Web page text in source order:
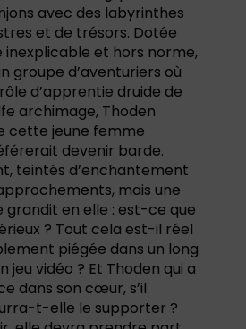
avec des labyrinthes
et de trésors. Dotée
inexplicable et hors norme,
groupe d’aventuriers où
d’apprentie druide de
archimage, Thoden
cette jeune femme
devenir barde.
teintés d’enchantement
mais une
grandit en elle : est-ce que
? Tout cela est-il réel
piégée dans un long
jeu vidéo ? Et Thoden qui a
dans son cœur, s’il
t-elle le supporter ?